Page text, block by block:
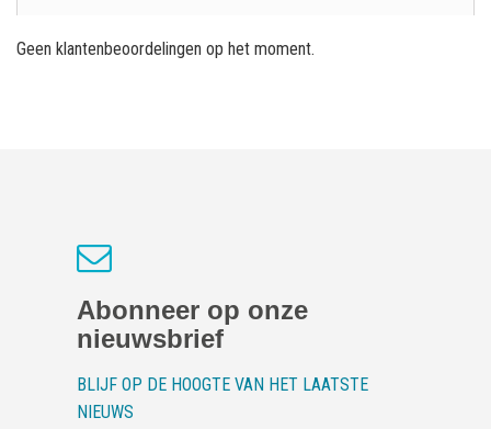
Geen klantenbeoordelingen op het moment.
Abonneer op onze
nieuwsbrief
BLIJF OP DE HOOGTE VAN HET LAATSTE
NIEUWS